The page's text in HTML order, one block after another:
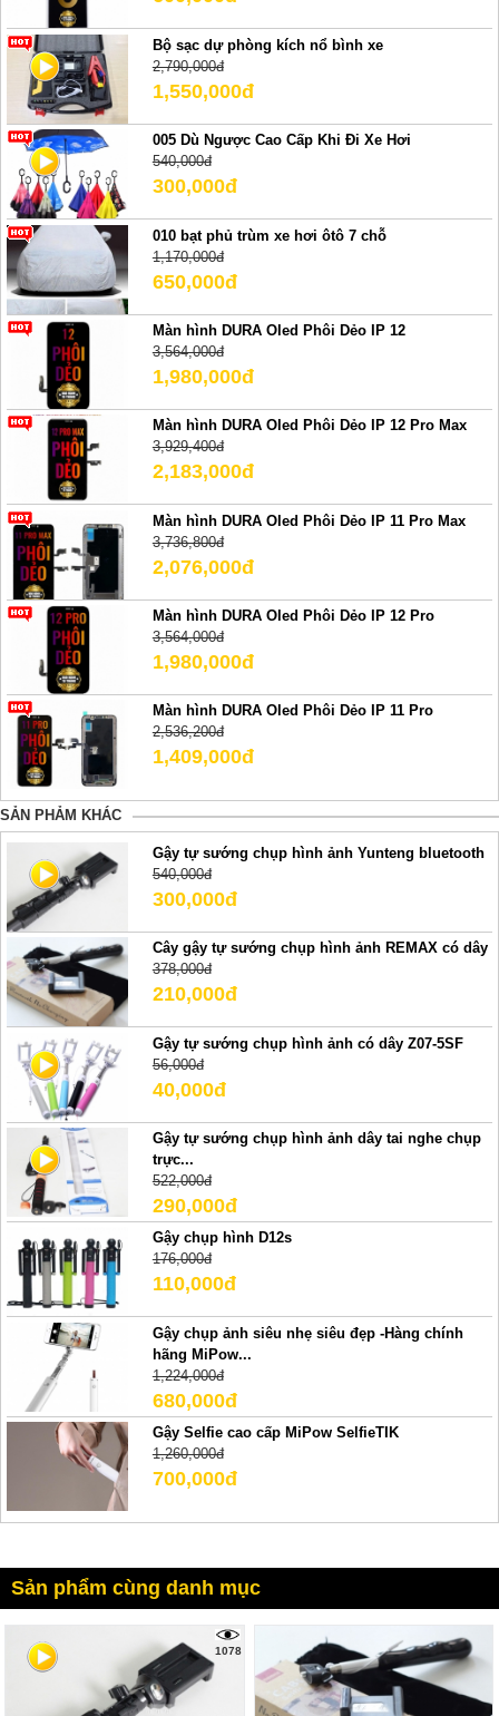
Bộ sạc dự phòng kích nổ bình xe
2,790,000đ
1,550,000đ
005 Dù Ngược Cao Cấp Khi Đi Xe Hơi
540,000đ
300,000đ
010 bạt phủ trùm xe hơi ôtô 7 chỗ
1,170,000đ
650,000đ
Màn hình DURA Oled Phôi Dẻo IP 12
3,564,000đ
1,980,000đ
Màn hình DURA Oled Phôi Dẻo IP 12 Pro Max
3,929,400đ
2,183,000đ
Màn hình DURA Oled Phôi Dẻo IP 11 Pro Max
3,736,800đ
2,076,000đ
Màn hình DURA Oled Phôi Dẻo IP 12 Pro
3,564,000đ
1,980,000đ
Màn hình DURA Oled Phôi Dẻo IP 11 Pro
2,536,200đ
1,409,000đ
SẢN PHẢM KHÁC
Gậy tự sướng chụp hình ảnh Yunteng bluetooth
540,000đ
300,000đ
Cây gậy tự sướng chụp hình ảnh REMAX có dây
378,000đ
210,000đ
Gậy tự sướng chụp hình ảnh có dây Z07-5SF
56,000đ
40,000đ
Gậy tự sướng chụp hình ảnh dây tai nghe chụp
trực...
522,000đ
290,000đ
Gậy chụp hình D12s
176,000đ
110,000đ
Gậy chụp ảnh siêu nhẹ siêu đẹp -Hàng chính
hãng MiPow...
1,224,000đ
680,000đ
Gậy Selfie cao cấp MiPow SelfieTIK
1,260,000đ
700,000đ
Sản phẩm cùng danh mục
1078